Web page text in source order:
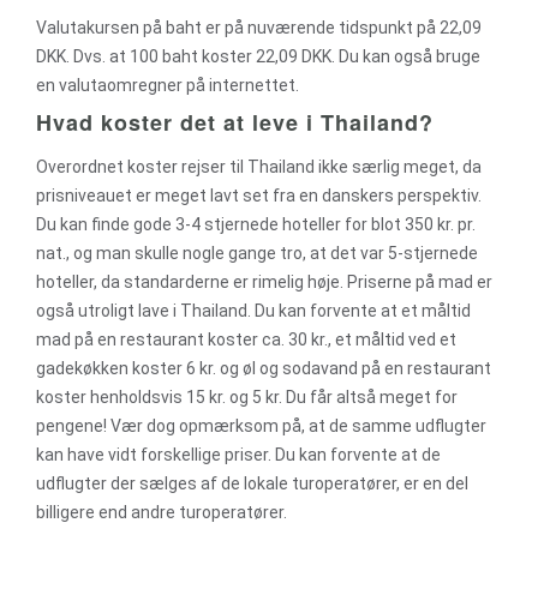
Valutakursen på baht er på nuværende tidspunkt på 22,09
DKK. Dvs. at 100 baht koster 22,09 DKK. Du kan også bruge
en valutaomregner på internettet.
Hvad koster det at leve i Thailand?
Overordnet koster rejser til Thailand ikke særlig meget, da
prisniveauet er meget lavt set fra en danskers perspektiv.
Du kan finde gode 3-4 stjernede hoteller for blot 350 kr. pr.
nat., og man skulle nogle gange tro, at det var 5-stjernede
hoteller, da standarderne er rimelig høje. Priserne på mad er
også utroligt lave i Thailand. Du kan forvente at et måltid
mad på en restaurant koster ca. 30 kr., et måltid ved et
gadekøkken koster 6 kr. og øl og sodavand på en restaurant
koster henholdsvis 15 kr. og 5 kr. Du får altså meget for
pengene! Vær dog opmærksom på, at de samme udflugter
kan have vidt forskellige priser. Du kan forvente at de
udflugter der sælges af de lokale turoperatører, er en del
billigere end andre turoperatører.